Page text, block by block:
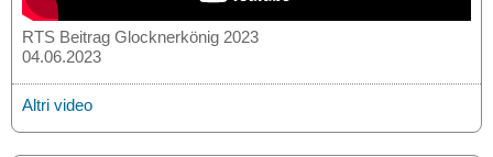
RTS Beitrag Glocknerkönig 2023
04.06.2023
Altri video